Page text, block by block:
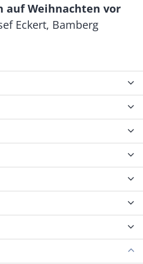
auf Weihnachten vor
Eckert, Bamberg